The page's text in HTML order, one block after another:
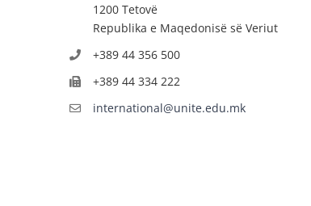
1200 Tetovë
Republika e Maqedonisë së Veriut
+389 44 356 500
+389 44 334 222
international@unite.edu.mk